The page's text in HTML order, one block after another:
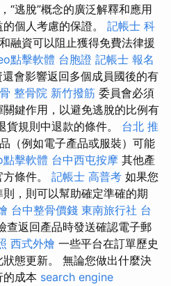
“逃脫”概念的廣泛解釋和應用
個人考慮的保證。 記帳士 科
融資可以阻止獲得免費法律援
點擊軟體 台胞證 記帳士 報名
會影響返回多個成員國後的有
整骨院 新竹撥筋 委員會必須
鍵作用，以避免逃脫的比例有
貨規則中退款的條件。 台北 推
（例如電子產品或服裝）可能
點擊軟體 台中西屯按摩 其他產
條件。 記帳士 高普考 如果您
，則可以幫助確定準確的期
台中整骨價錢 東南旅行社 台
查返回產品時發送確認電子郵
西式外燴 一些平台在訂單歷史
態更新。 無論您做出什麼決
的成本 search engine